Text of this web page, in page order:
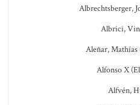
Albrechtsberger,
Albrici,
Aleñar,
Alfonso X
Alfvén,